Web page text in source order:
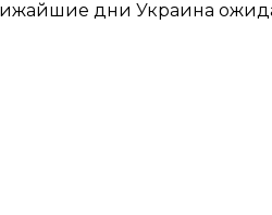
дни Украина